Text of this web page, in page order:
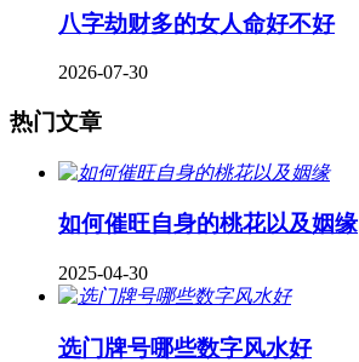
八字劫财多的女人命好不好
2026-07-30
热门文章
如何催旺自身的桃花以及姻缘
2025-04-30
​选门牌号哪些数字风水好